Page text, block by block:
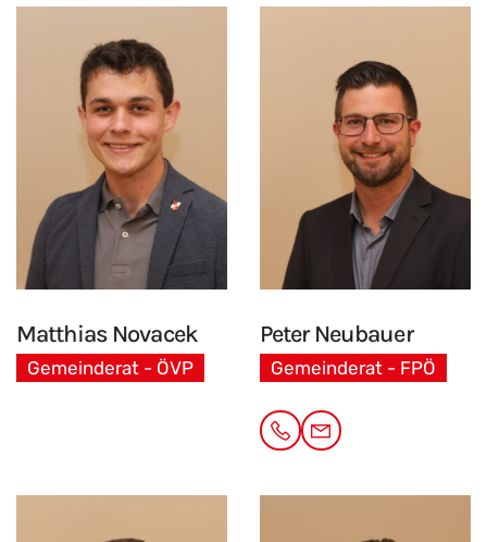
Matthias Novacek
Gemeinderat - ÖVP
Peter Neubauer
Gemeinderat - FPÖ